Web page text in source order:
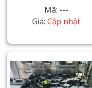
Mã: ---
Giá: Cập nhật